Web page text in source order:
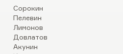
Сорокин
Пелевин
Лимонов
Довлатов
Акунин